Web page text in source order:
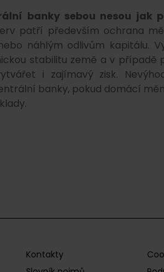
banky sebou nesou
patří především ochrana
náhlým odlivům kapitálu.
stabilitu země a v případě
i zajímavý zisk.
banky, pokud domácí
Kontakty